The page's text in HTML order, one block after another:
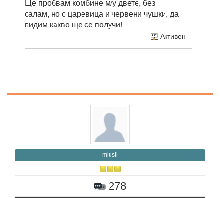
Ще пробвам комбине м/у двете, без
салам, но с царевица и червени чушки, да
видим какво ще се получи!
Активен
miusli
278